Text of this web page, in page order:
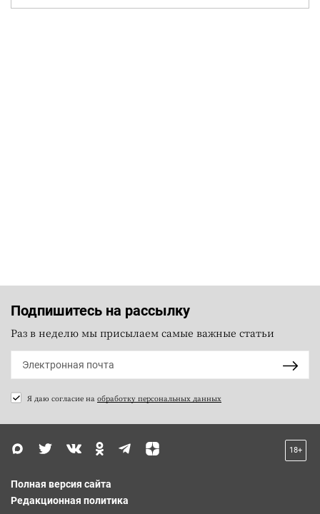
Подпишитесь на рассылку
Раз в неделю мы присылаем самые важные статьи
Я даю согласие на обработку персональных данных
18+
Полная версия сайта
Редакционная политика